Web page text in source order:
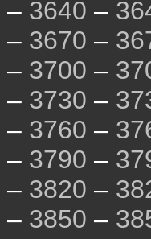
– 3640 –
– 3670 –
– 3700 –
– 3730 –
– 3760 –
– 3790 –
– 3820 –
– 3850 –